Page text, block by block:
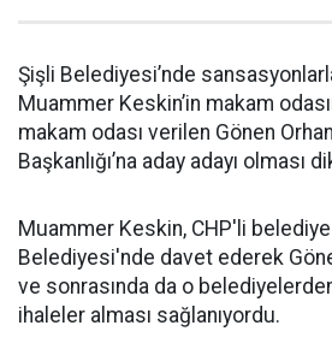
Şişli Belediyesi’nde
Muammer Keskin’in makam
makam odası verilen Gönen
Başkanlığı’na aday adayı olması
Muammer Keskin, CHP'li belediye
Belediyesi'nde davet ederek
ve sonrasında da o
ihaleler alması sağlanıyordu.